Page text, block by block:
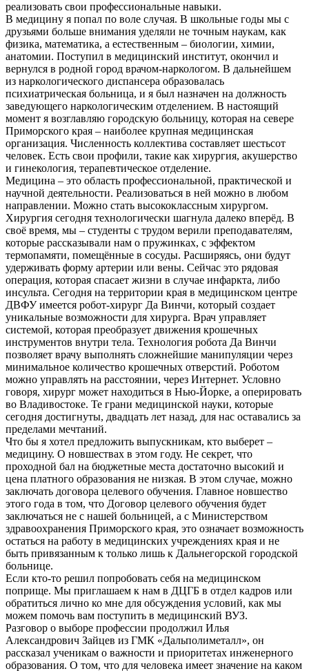
реализовать свои профессиональные навыки.
В медицину я попал по воле случая. В школьные годы мы с
друзьями больше внимания уделяли не точным наукам, как
физика, математика, а естественным – биологии, химии,
анатомии. Поступил в медицинский институт, окончил и
вернулся в родной город врачом-наркологом. В дальнейшем
из наркологического диспансера образовалась
психиатрическая больница, и я был назначен на должность
заведующего наркологическим отделением. В настоящий
момент я возглавляю городскую больницу, которая на севере
Приморского края – наиболее крупная медицинская
организация. Численность коллектива составляет шестьсот
человек. Есть свои профили, такие как хирургия, акушерство
и гинекология, терапевтическое отделение.
Медицина – это область профессиональной, практической и
научной деятельности. Реализоваться в ней можно в любом
направлении. Можно стать высококлассным хирургом.
Хирургия сегодня технологически шагнула далеко вперёд. В
своё время, мы – студенты с трудом верили преподавателям,
которые рассказывали нам о пружинках, с эффектом
термопамяти, помещённые в сосуды. Расширяясь, они будут
удерживать форму артерии или вены. Сейчас это рядовая
операция, которая спасает жизни в случае инфаркта, либо
инсульта. Сегодня на территории края в медицинском центре
ДВФУ имеется робот-хирург Да Винчи, который создает
уникальные возможности для хирурга. Врач управляет
системой, которая преобразует движения крошечных
инструментов внутри тела. Технология робота Да Винчи
позволяет врачу выполнять сложнейшие манипуляции через
минимальное количество крошечных отверстий. Роботом
можно управлять на расстоянии, через Интернет. Условно
говоря, хирург может находиться в Нью-Йорке, а оперировать
во Владивостоке. Те грани медицинской науки, которые
сегодня достигнуты, двадцать лет назад, для нас оставались за
пределами мечтаний.
Что бы я хотел предложить выпускникам, кто выберет –
медицину. О новшествах в этом году. Не секрет, что
проходной бал на бюджетные места достаточно высокий и
цена платного образования не низкая. В этом случае, можно
заключать договора целевого обучения. Главное новшество
этого года в том, что Договор целевого обучения будет
заключаться не с нашей больницей, а с Министерством
здравоохранения Приморского края, это означает возможность
остаться на работу в медицинских учреждениях края и не
быть привязанным к только лишь к Дальнегорской городской
больнице.
Если кто-то решил попробовать себя на медицинском
поприще. Мы приглашаем к нам в ДЦГБ в отдел кадров или
обратиться лично ко мне для обсуждения условий, как мы
можем помочь вам поступить в медицинский ВУЗ.
Разговор о выборе профессии продолжил Илья
Александрович Зайцев из ГМК «Дальполиметалл», он
рассказал ученикам о важности и приоритетах инженерного
образования. О том, что для человека имеет значение на каком